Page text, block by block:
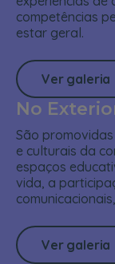
competências
estar geral.
Ver galeria
No
São
e culturais da
espaços
vida, a
Ver galeria